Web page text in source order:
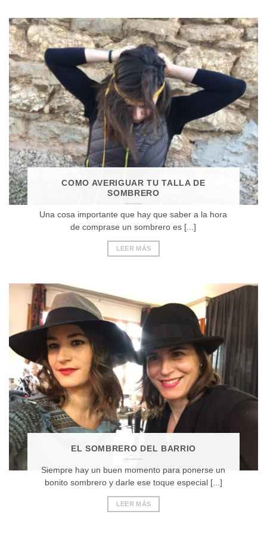
COMO AVERIGUAR TU TALLA DE
SOMBRERO
Una cosa importante que hay que saber a la hora
de comprase un sombrero es [...]
LEER MÁS
EL SOMBRERO DEL BARRIO
Siempre hay un buen momento para ponerse un
bonito sombrero y darle ese toque especial [...]
LEER MÁS